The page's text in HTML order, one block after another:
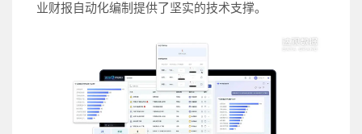
业财报自动化编制提供了坚实的技术支撑。